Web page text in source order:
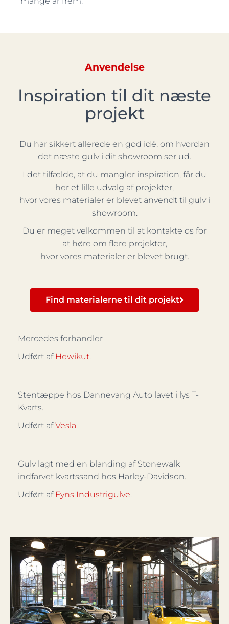
Anvendelse
Inspiration til dit næste
projekt
Du har sikkert allerede en god idé, om hvordan
det næste gulv i dit showroom ser ud.
I det tilfælde, at du mangler inspiration, får du
her et lille udvalg af projekter,
hvor vores materialer er blevet anvendt til gulv i
showroom.
Du er meget velkommen til at kontakte os for
at høre om flere projekter,
hvor vores materialer er blevet brugt.
Find materialerne til dit projekt
Mercedes forhandler
Udført af Hewikut.
Stentæppe hos Dannevang Auto lavet i lys T-
Kvarts.
Udført afVesla.
Gulv lagt med en blanding af Stonewalk
indfarvet kvartssand hos Harley-Davidson.
Udført af Fyns Industrigulve.